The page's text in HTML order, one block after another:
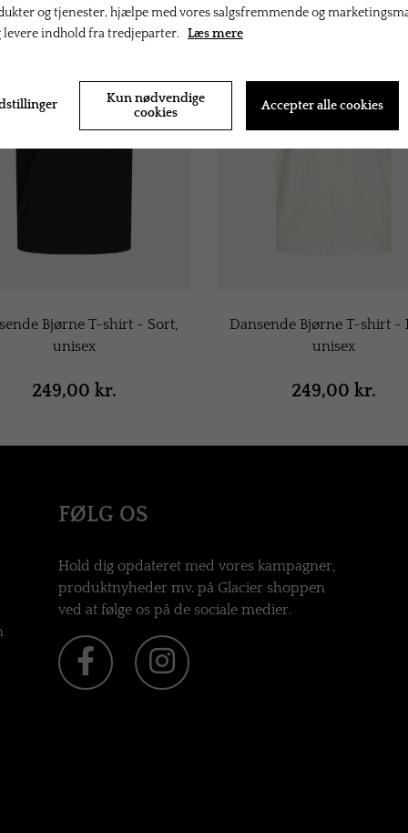
Bjørne T-shirt - Sort,
unisex
249,00 kr.
Dansende Bjørne T-shirt -
unisex
249,00 kr.
FØLG OS
Hold dig opdateret med vores kampagner,
produktnyheder mv. på Glacier shoppen
ved at følge os på de sociale medier.
og tjenester, hjælpe med vores salgsfremmende og
levere indhold fra tredjeparter. Læs mere
Kun nødvendige
cookies
Accepter alle cookies